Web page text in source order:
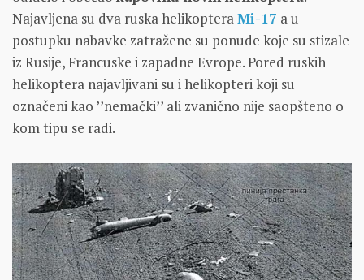
Najavljena su dva ruska helikoptera Mi-17 a u
postupku nabavke zatražene su ponude koje su stizale
iz Rusije, Francuske i zapadne Evrope. Pored ruskih
helikoptera najavljivani su i helikopteri koji su
označeni kao ’’nemački’’ ali zvanično nije saopšteno o
kom tipu se radi.